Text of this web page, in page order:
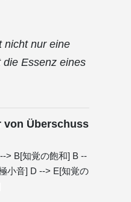
nicht nur eine
Essenz eines
von Überschuss
> B[知覚の飽和] B --
小音] D --> E[知覚の